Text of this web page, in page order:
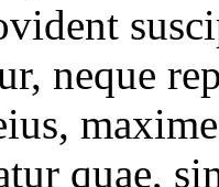
neque
quae,